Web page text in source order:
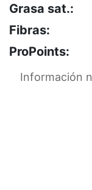
Grasa sat.:
Fibras:
ProPoints:
Información